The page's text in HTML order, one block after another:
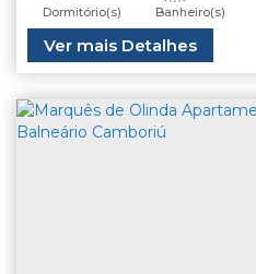
Dormitório(s) Banheiro(s)
1
Vaga(s)
Útil:
110.00
Ver mais Detalhes